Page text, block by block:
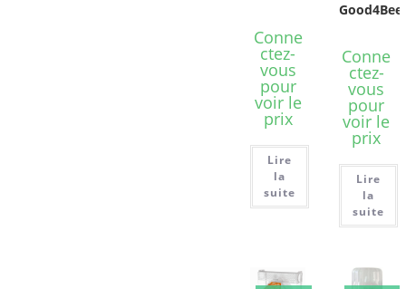
Conne
ctez-
vous
pour
voir le
prix
Lire
la
suite
Conne
ctez-
vous
pour
voir le
prix
Lire
la
suite